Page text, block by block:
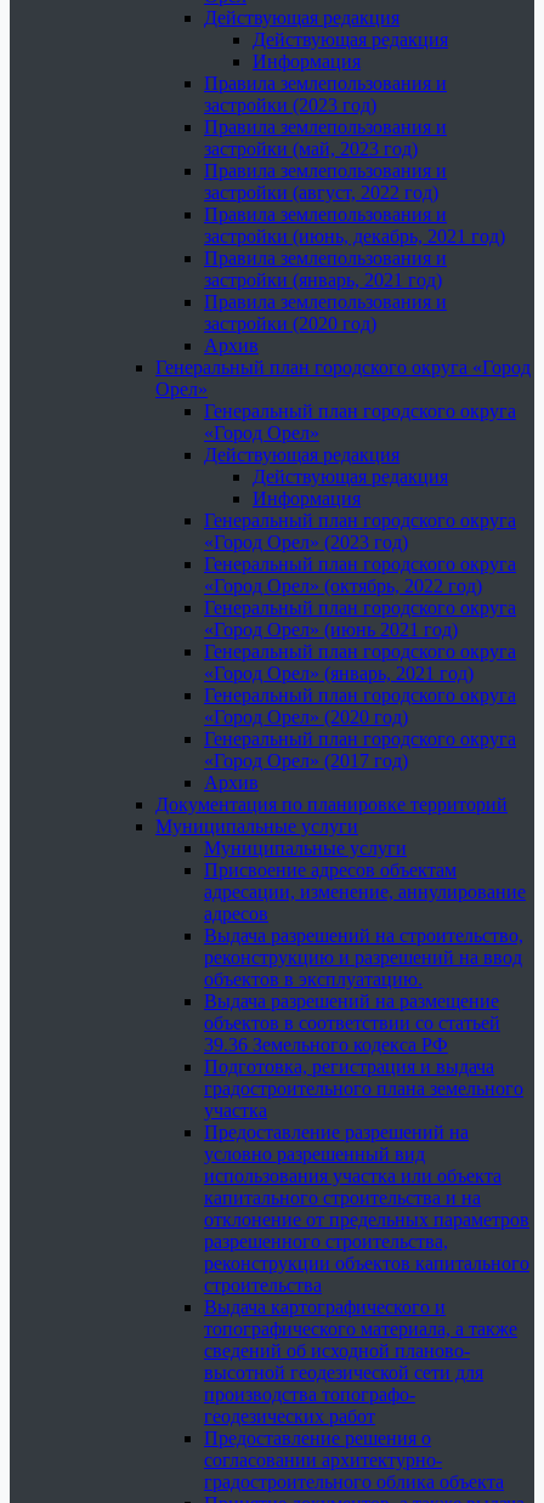
Действующая редакция
Действующая редакция
Информация
Правила землепользования и
застройки (2023 год)
Правила землепользования и
застройки (май, 2023 год)
Правила землепользования и
застройки (август, 2022 год)
Правила землепользования и
застройки (июнь, декабрь, 2021 год)
Правила землепользования и
застройки (январь, 2021 год)
Правила землепользования и
застройки (2020 год)
Архив
Генеральный план городского округа «Город
Орел»
Генеральный план городского округа
«Город Орел»
Действующая редакция
Действующая редакция
Информация
Генеральный план городского округа
«Город Орел» (2023 год)
Генеральный план городского округа
«Город Орел» (октябрь, 2022 год)
Генеральный план городского округа
«Город Орел» (июнь 2021 год)
Генеральный план городского округа
«Город Орел» (январь, 2021 год)
Генеральный план городского округа
«Город Орел» (2020 год)
Генеральный план городского округа
«Город Орел» (2017 год)
Архив
Документация по планировке территорий
Муниципальные услуги
Муниципальные услуги
Присвоение адресов объектам
адресации, изменение, аннулирование
адресов
Выдача разрешений на строительство,
реконструкцию и разрешений на ввод
объектов в эксплуатацию.
Выдача разрешений на размещение
объектов в соответствии со статьей
39.36 Земельного кодекса РФ
Подготовка, регистрация и выдача
градостроительного плана земельного
участка
Предоставление разрешений на
условно разрешенный вид
использования участка или объекта
капитального строительства и на
отклонение от предельных параметров
разрешенного строительства,
реконструкции объектов капитального
строительства
Выдача картографического и
топографического материала, а также
сведений об исходной планово-
высотной геодезической сети для
производства топографо-
геодезических работ
Предоставление решения о
согласовании архитектурно-
градостроительного облика объекта